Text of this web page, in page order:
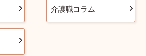
介護職コラム